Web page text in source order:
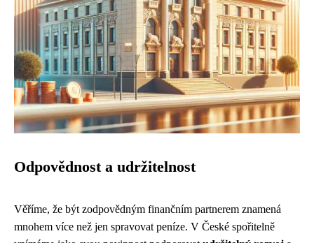
Odpovědnost a udržitelnost
Věříme, že být zodpovědným finančním partnerem znamená
mnohem více než jen spravovat peníze. V České spořitelně